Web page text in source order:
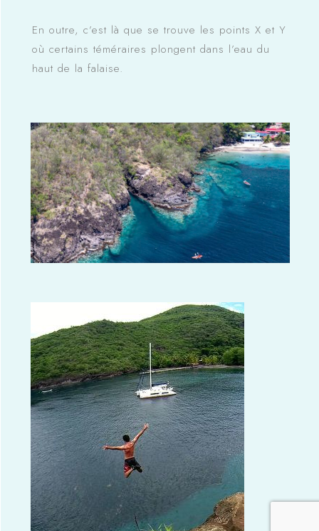
En outre, c’est là que se trouve les points X et Y
où certains téméraires plongent dans l’eau du
haut de la falaise.